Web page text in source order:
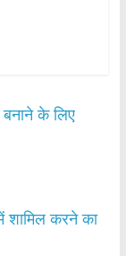
के लिए
शामिल करने का